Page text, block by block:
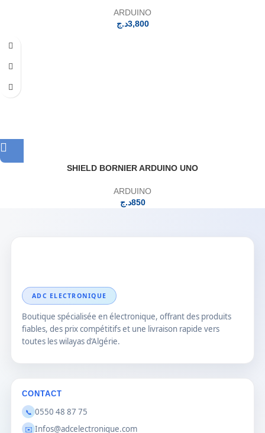
ARDUINO
3,800د.ج
SHIELD BORNIER ARDUINO UNO
ARDUINO
850د.ج
ADC ELECTRONIQUE
Boutique spécialisée en électronique, offrant des produits
fiables, des prix compétitifs et une livraison rapide vers
toutes les wilayas d’Algérie.
CONTACT
📞 0550 48 87 75
✉️ Infos@adcelectronique.com